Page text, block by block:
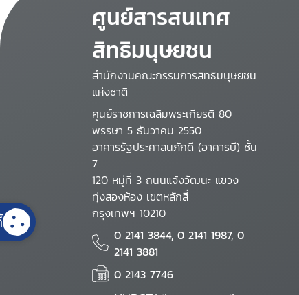
ศูนย์สารสนเทศ
สิทธิมนุษยชน
สำนักงานคณะกรรมการสิทธิมนุษยชน
แห่งชาติ
ศูนย์ราชการเฉลิมพระเกียรติ 80
พรรษา 5 ธันวาคม 2550
อาคารรัฐประศาสนภักดี (อาคารบี) ชั้น
7
120 หมู่ที่ 3 ถนนแจ้งวัฒนะ แขวง
ทุ่งสองห้อง เขตหลักสี่
กรุงเทพฯ 10210
0 2141 3844, 0 2141 1987, 0
2141 3881
0 2143 7746